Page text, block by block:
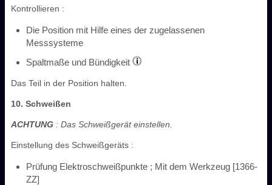
Kontrollieren :
Die Position mit Hilfe eines der zugelassenen
Messsysteme
Spaltmaße und Bündigkeit
Das Teil in der Position halten.
10. Schweißen
ACHTUNG : Das Schweißgerät einstellen.
Einstellung des Schweißgeräts :
Prüfung Elektroschweißpunkte ; Mit dem Werkzeug [1366-
ZZ]